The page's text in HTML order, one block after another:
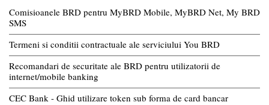
Comisioanele BRD pentru MyBRD Mobile, MyBRD Net, My BRD
SMS
Termeni si conditii contractuale ale serviciului You BRD
Recomandari de securitate ale BRD pentru utilizatorii de
internet/mobile banking
CEC Bank - Ghid utilizare token sub forma de card bancar